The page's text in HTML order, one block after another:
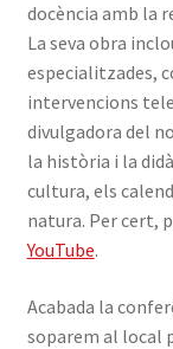
docència amb la
La seva obra
especialitzades,
intervencions
divulgadora del
la història i la
cultura, els
natura. Per cert,
YouTube.
Acabada la
soparem al local